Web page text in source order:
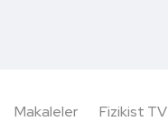
Makaleler Fizikist TV